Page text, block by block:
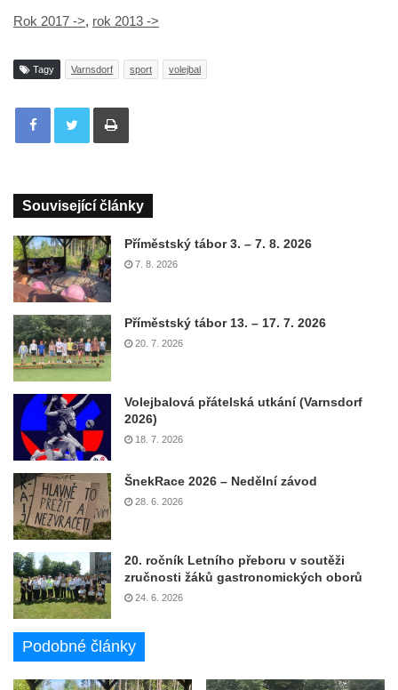
Rok 2017 ->, rok 2013 ->
Tagy Varnsdorf sport volejbal
Tisknout
Související články
Příměstský tábor 3. – 7. 8. 2026
7. 8. 2026
Příměstský tábor 13. – 17. 7. 2026
20. 7. 2026
Volejbalová přátelská utkání (Varnsdorf
2026)
18. 7. 2026
ŠnekRace 2026 – Nedělní závod
28. 6. 2026
20. ročník Letního přeboru v soutěži
zručnosti žáků gastronomických oborů
24. 6. 2026
Podobné články